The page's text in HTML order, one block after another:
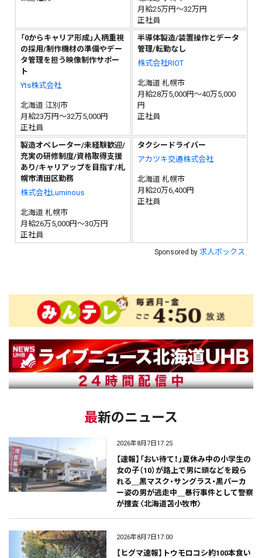
月給25万円～32万円
正社員
「0からキャリア形成」人柄重視
の採用/制作機材の準備やデー
タ管理を担う映像制作サポー
ト
Yts株式会社
北海道 江別市
月給23万円～32万5,000円
正社員
半導体製造/装置操作とデータ
管理/転勤なし
株式会社RIOT
北海道 札幌市
月給28万5,000円～40万5,000
円
正社員
製造オペレーター/未経験歓迎/
充実の研修制度/資格取得支援
あり/キャリアップを目指す/札
幌市清田区勤務
株式会社Luminous
北海道 札幌市
月給26万5,000円～30万円
正社員
タクシードライバー
アカツキ交通株式会社
北海道 札幌市
月給20万6,400円
正社員
Sponsored by 求人ボックス
最新のニュース
2026年8月7日17:25
【速報】「おい待て！」夏休み中の小学生の
女の子（10）が路上で男に頭などを殴ら
れる＿黒マスク・サングラス・黒パーカ
ー姿の男が逃走中＿暴行事件として警察
が捜査〈北海道苫小牧市〉
2026年8月7日17:00
【ヒグマ速報】トウモロコシ約100本食い